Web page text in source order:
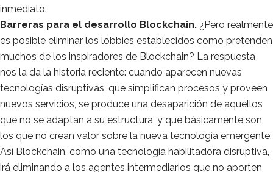
inmediato.
Barreras para el desarrollo Blockchain. ¿Pero realmente
es posible eliminar los lobbies establecidos como pretenden
muchos de los inspiradores de Blockchain? La respuesta
nos la da la historia reciente: cuando aparecen nuevas
tecnologías disruptivas, que simplifican procesos y proveen
nuevos servicios, se produce una desaparición de aquellos
que no se adaptan a su estructura, y que básicamente son
los que no crean valor sobre la nueva tecnología emergente.
Así Blockchain, como una tecnología habilitadora disruptiva,
irá eliminando a los agentes intermediarios que no aporten